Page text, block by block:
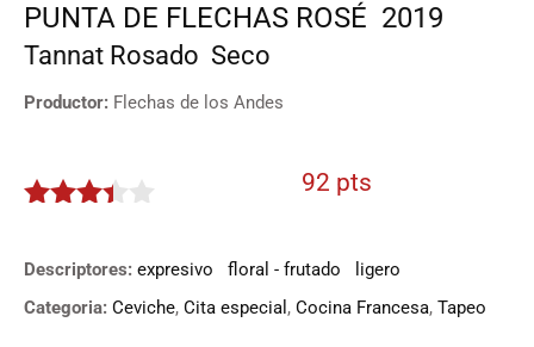
PUNTA DE FLECHAS ROSÉ 2019
Tannat Rosado Seco
Productor: Flechas de los Andes
92 pts
Descriptores: expresivo floral - frutado
ligero
Categoria: Ceviche, Cita especial , Cocina Francesa, Tapeo